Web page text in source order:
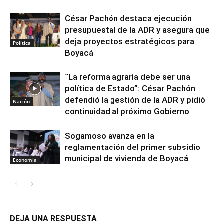
Política
César Pachón destaca ejecución
presupuestal de la ADR y asegura que
deja proyectos estratégicos para
Boyacá
Nación
“La reforma agraria debe ser una
política de Estado”: César Pachón
defendió la gestión de la ADR y pidió
continuidad al próximo Gobierno
Economía
Sogamoso avanza en la
reglamentación del primer subsidio
municipal de vivienda de Boyacá
DEJA UNA RESPUESTA